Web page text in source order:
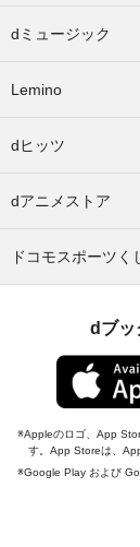
dミュージック
Lemino
dヒッツ
dアニメストア
ドコモスポーツく
dブッ
Appleのロゴ、App
す。App Storeは、
Google Play および